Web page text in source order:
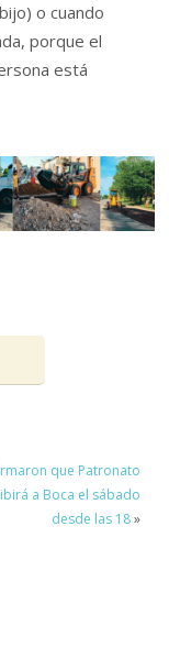
o cuando
porque el
está
que Patronato
a Boca el sábado
desde las 18»